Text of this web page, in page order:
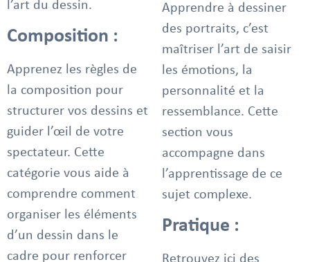
l’art du dessin.
Composition :
Apprenez les règles de
la composition pour
structurer vos dessins et
guider l’œil de votre
spectateur. Cette
catégorie vous aide à
comprendre comment
organiser les éléments
d’un dessin dans le
cadre pour renforcer
Apprendre à dessiner
des portraits, c’est
maîtriser l’art de saisir
les émotions, la
personnalité et la
ressemblance. Cette
section vous
accompagne dans
l’apprentissage de ce
sujet complexe.
Pratique :